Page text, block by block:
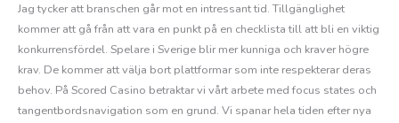
Jag tycker att branschen går mot en intressant tid. Tillgänglighet
kommer att gå från att vara en punkt på en checklista till att bli en viktig
konkurrensfördel. Spelare i Sverige blir mer kunniga och kraver högre
krav. De kommer att välja bort plattformar som inte respekterar deras
behov. På Scored Casino betraktar vi vårt arbete med focus states och
tangentbordsnavigation som en grund. Vi spanar hela tiden efter nya